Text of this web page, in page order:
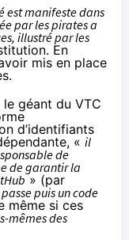
est manifeste dans
par les pirates a
illustré par les
En
mis en place
le géant du VTC
d’identifiants
« il
de
de garantir la
» (par
puis un code
même si ces
mêmes des